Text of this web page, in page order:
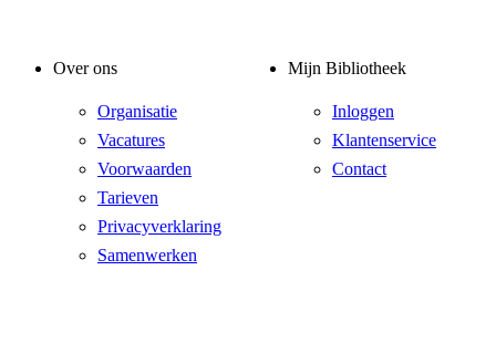
Over ons
Organisatie
Vacatures
Voorwaarden
Tarieven
Privacyverklaring
Samenwerken
Mijn Bibliotheek
Inloggen
Klantenservice
Contact